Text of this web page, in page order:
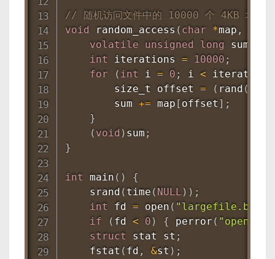
// 随机访问文件中的 10000 个 4KB 块
void
random_access ( char *map ,
volatile
unsigned long sum
int iterations = 10000 ;
for
( int i = 0 ; i < iterations
        size_t offset
= ( rand (
        sum
+= map [ offset ] ;
}
( void ) sum ;
}
int main ( )
{
srand ( time ( NULL ) ) ;
int fd = open ( "largefile.bin"
if
( fd < 0 ) { perror ( "open"
struct
stat st ;
fstat ( fd , &st ) ;